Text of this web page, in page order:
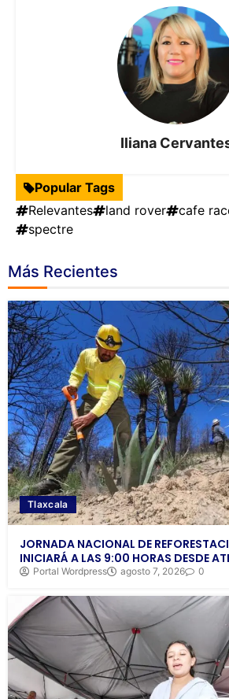
Iliana
Popular Tags
Relevantes
land rover cafe
spectre
Más Recientes
Tlaxcala
JORNADA NACIONAL DE
INICIARÁ A LAS 9:00 HORAS DESDE
Portal Wordpress agosto 7, 2026 0